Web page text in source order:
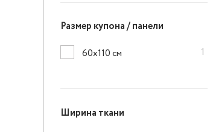
Размер купона / панели
60х110 см 1
Ширина ткани